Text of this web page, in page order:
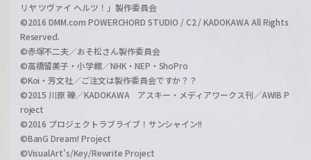
リヤ ツヴァイ ヘルツ！」製作委員会
©2016 DMM.com POWERCHORD STUDIO / C2 / KADOKAWA All Rights
Reserved.
©赤塚不二夫／おそ松さん製作委員会
©高橋留美子・小学館／NHK・NEP・ShoPro
©Koi・芳文社／ご注文は製作委員会ですか？？
©2015 川原 礫／KADOKAWA アスキー・メディアワークス刊／AWIB P
roject
©2016 プロジェクトラブライブ！サンシャイン!!
©BanG Dream! Project
©VisualArt's/Key/Rewrite Project